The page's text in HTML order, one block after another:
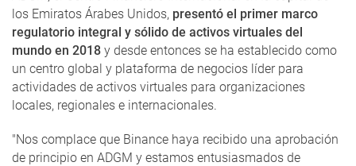
los Emiratos Árabes Unidos, presentó el primer marco
regulatorio integral y sólido de activos virtuales del
mundo en 2018 y desde entonces se ha establecido como
un centro global y plataforma de negocios líder para
actividades de activos virtuales para organizaciones
locales, regionales e internacionales.
"Nos complace que Binance haya recibido una aprobación
de principio en ADGM y estamos entusiasmados de